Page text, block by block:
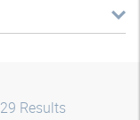
29 Results